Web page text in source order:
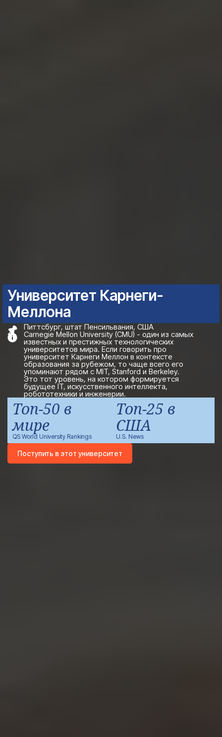
Университет Карнеги-
Меллона
Топ-50 в
мире
QS World University Rankings
Топ-25 в
США
U.S. News
Питтсбург, штат Пенсильвания, США
Carnegie Mellon University (CMU) - один из самых
известных и престижных технологических
университетов мира. Если говорить про
университет Карнеги Меллон в контексте
образования за рубежом, то чаще всего его
упоминают рядом с MIT, Stanford и Berkeley.
Это тот уровень, на котором формируется
будущее IT, искусственного интеллекта,
робототехники и инженерии.
Поступить в этот университет